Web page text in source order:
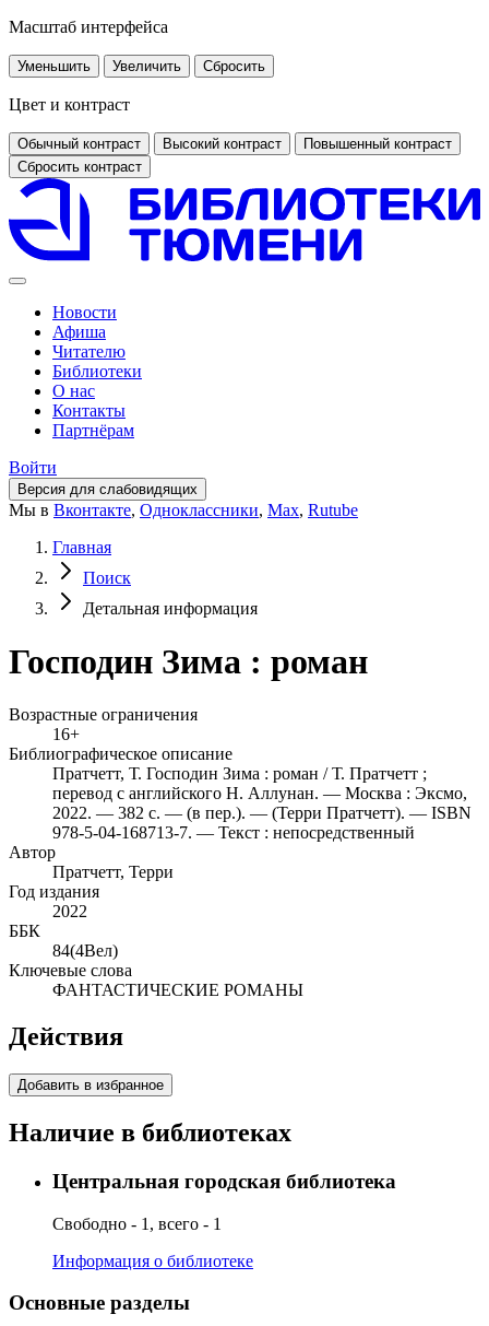
Масштаб интерфейса
Уменьшить Увеличить Сбросить
Цвет и контраст
Обычный контраст Высокий контраст
Повышенный контраст
Сбросить контраст
Новости
Афиша
Читателю
Библиотеки
О нас
Контакты
Партнёрам
Войти
Версия для слабовидящих
Мы в Вконтакте, Одноклассники, Max, Rutube
Главная
Поиск
Детальная информация
Господин Зима : роман
Возрастные ограничения
16+
Библиографическое описание
Пратчетт, Т. Господин Зима : роман / Т. Пратчетт ;
перевод с английского Н. Аллунан. — Москва : Эксмо,
2022. — 382 с. — (в пер.). — (Терри Пратчетт). — ISBN
978-5-04-168713-7. — Текст : непосредственный
Автор
Пратчетт, Терри
Год издания
2022
ББК
84(4Вел)
Ключевые слова
ФАНТАСТИЧЕСКИЕ РОМАНЫ
Действия
Добавить в избранное
Наличие в библиотеках
Центральная городская библиотека
Свободно - 1, всего - 1
Информация о библиотеке
Основные разделы